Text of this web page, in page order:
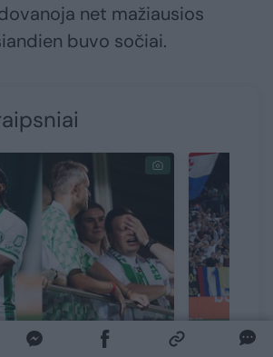
net mažiausios
buvo sočiai.
stebuklo –